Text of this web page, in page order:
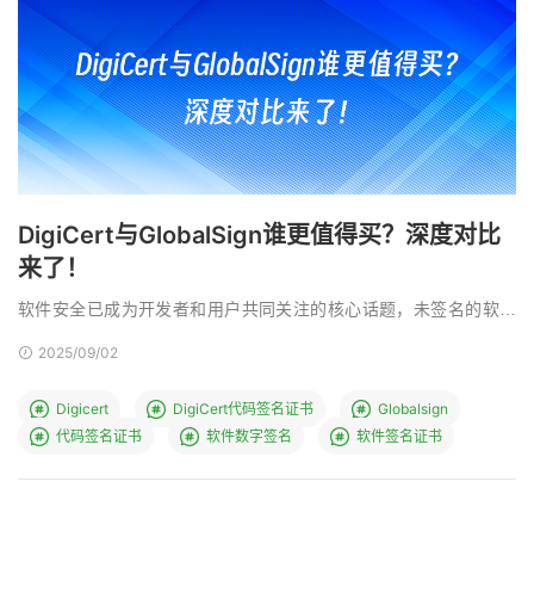
DigiCert与GlobalSign谁更值得买？深度对比
来了！
软件安全已成为开发者和用户共同关注的核心话题，未签名的软件
2025/09/02
Digicert DigiCert代码签名证书
Globalsign
代码签名证书
软件数字签名 软件签名证书